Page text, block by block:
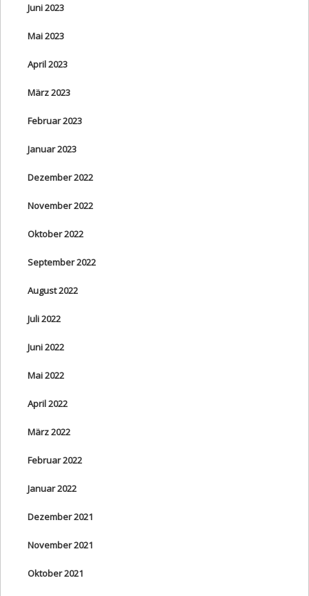
Juni 2023
Mai 2023
April 2023
März 2023
Februar 2023
Januar 2023
Dezember 2022
November 2022
Oktober 2022
September 2022
August 2022
Juli 2022
Juni 2022
Mai 2022
April 2022
März 2022
Februar 2022
Januar 2022
Dezember 2021
November 2021
Oktober 2021